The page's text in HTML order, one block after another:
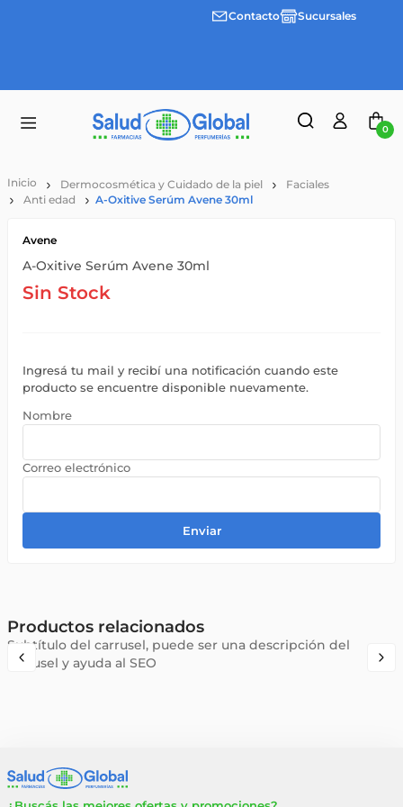
Envíos
Contacto Sucursales
0
Dermocosmética y Cuidado de la piel
Faciales
Anti edad
A-Oxitive Serúm Avene 30ml
Avene
A-Oxitive Serúm Avene 30ml
Sin Stock
Ingresá tu mail y recibí una notificación cuando este
producto se encuentre disponible nuevamente.
Enviar
Productos relacionados
Subtítulo del carrusel, puede ser una descripción del
carrusel y ayuda al SEO